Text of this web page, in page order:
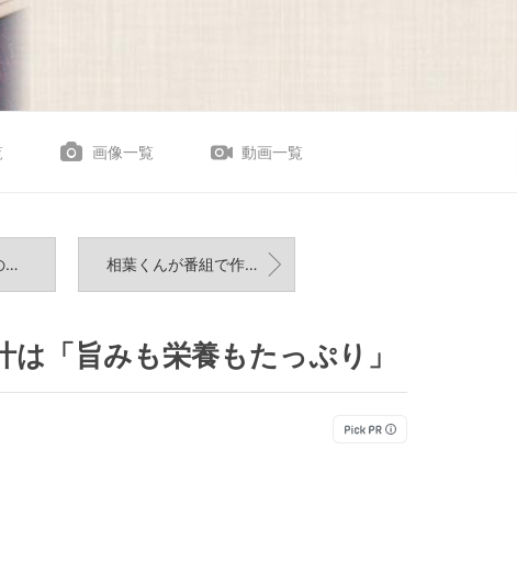
画像一覧 動画一覧
相葉くんが番組で作ってたピーマン料理をアレンジ
「旨みも栄養もたっぷり」